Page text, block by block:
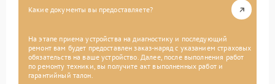
Какие документы вы предоставляете?
На этапе приема устройства на диагностику и последующий
ремонт вам будет предоставлен заказ-наряд с указанием страховых
обязательств на ваше устройство. Далее, после выполнения работ
по ремонту техники, вы получите акт выполненных работ и
гарантийный талон.